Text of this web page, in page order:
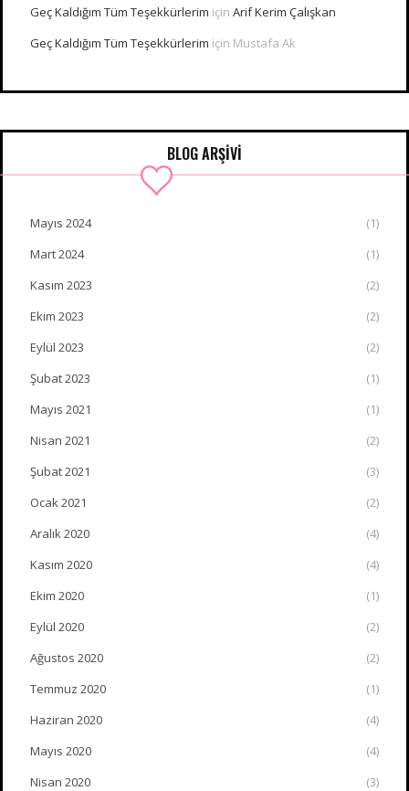
Geç Kaldığım Tüm Teşekkürlerim için Arif Kerim Çalışkan
Geç Kaldığım Tüm Teşekkürlerim için Mustafa Ak
BLOG ARŞİVİ
Mayıs 2024
(1)
Mart 2024
(1)
Kasım 2023
(2)
Ekim 2023
(2)
Eylül 2023
(2)
Şubat 2023
(1)
Mayıs 2021
(1)
Nisan 2021
(2)
Şubat 2021
(3)
Ocak 2021
(2)
Aralık 2020
(4)
Kasım 2020
(4)
Ekim 2020
(1)
Eylül 2020
(2)
Ağustos 2020
(2)
Temmuz 2020
(1)
Haziran 2020
(4)
Mayıs 2020
(4)
Nisan 2020
(3)